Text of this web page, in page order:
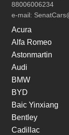
88006006234
e-mail:
Acura
Alfa Romeo
Astonmartin
Audi
BMW
BYD
Baic Yinxiang
Bentley
Cadillac